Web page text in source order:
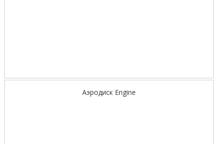
Аэродиск Engine